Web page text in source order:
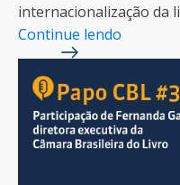
internacionalização da
Continue lendo